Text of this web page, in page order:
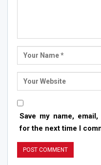
Save my name,
for the next time I